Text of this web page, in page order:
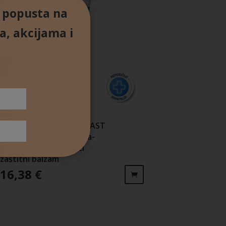
La Roche-Posay CICAPLAST
BAUME B5+ SPF50, ultra-
obnavljajući smirujući
zaštitni balzam
16,38 €
na
akcijama i